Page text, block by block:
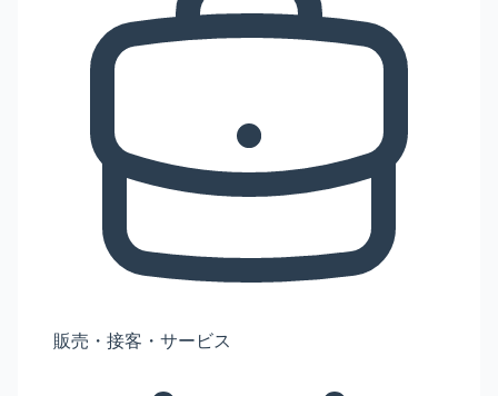
販売・接客・サービス